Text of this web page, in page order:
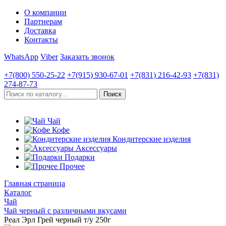
О компании
Партнерам
Доставка
Контакты
WhatsApp Viber Заказать звонок
+7(800) 550-25-22 +7(915) 930-67-01 +7(831) 216-42-93 +7(831)
274-87-73
Чай
Кофе
Кондитерские изделия
Аксессуары
Подарки
Прочее
Главная страница
Каталог
Чай
Чай черный с различными вкусами
Реал Эрл Грей черный т/у 250г